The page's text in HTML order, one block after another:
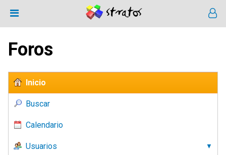
Foros
Inicio
Buscar
Calendario
Usuarios